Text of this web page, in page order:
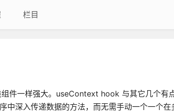
栏目
件一样强大。useContext hook 与其它几个有
深入传递数据的方法，而无需手动一个一个在